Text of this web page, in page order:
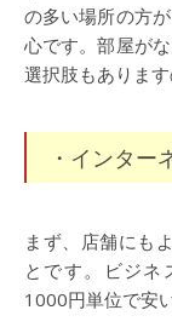
の多い場所の方
心です。部屋が
選択肢もありま
・インター
まず、店舗にも
とです。ビジネ
1000円単位で安